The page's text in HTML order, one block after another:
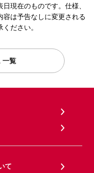
現在のものです。仕様、
容は予告なしに変更される
ださい。
一覧
て